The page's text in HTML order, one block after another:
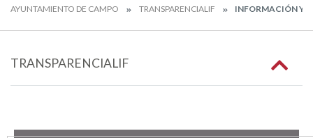
AYUNTAMIENTO DE CAMPO TRANSPARENCIALIF INFORMACIÓN Y
TRANSPARENCIALIF